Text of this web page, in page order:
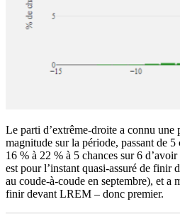
Le parti d’extrême-droite a connu une
magnitude sur la période, passant de 5
16 % à 22 % à 5 chances sur 6
est pour l’instant quasi-assuré de finir
au coude-à-coude en septembre), et a
finir devant LREM – donc premier.